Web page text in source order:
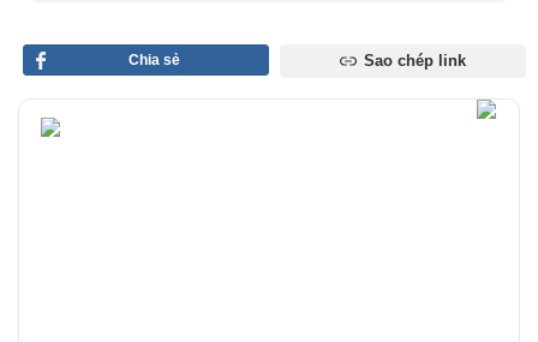
Chia sẻ Sao chép link